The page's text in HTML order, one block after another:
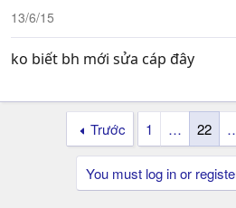
13/6/15
ko biết bh mới sửa cáp đây
Trước 1 … 22
You must log in or